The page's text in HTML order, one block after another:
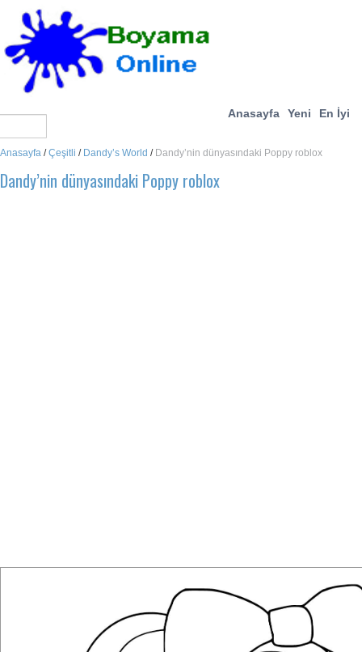
Anasayfa Yeni En İyi
Anasayfa /Çeşitli / Dandy’s World / Dandy’nin dünyasındaki Poppy roblox
Dandy’nin dünyasındaki Poppy roblox